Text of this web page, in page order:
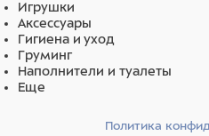
Игрушки
Аксессуары
Гигиена и уход
Груминг
Наполнители и туалеты
Еще
Политика